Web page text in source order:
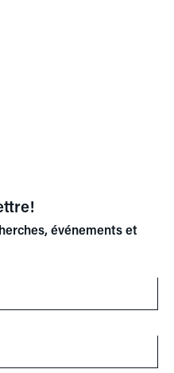
événements et